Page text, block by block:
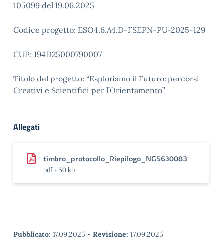
105099 del 19.06.2025
Codice progetto: ESO4.6.A4.D-FSEPN-PU-2025-129
CUP: J94D25000790007
Titolo del progetto: “Esploriamo il Futuro: percorsi
Creativi e Scientifici per l’Orientamento”
Allegati
timbro_protocollo_Riepilogo_NG5630083
pdf - 50 kb
Pubblicato: 17.09.2025 - Revisione: 17.09.2025